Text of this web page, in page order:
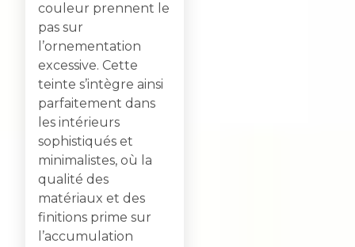
couleur prennent le
pas sur
l’ornementation
excessive. Cette
teinte s’intègre ainsi
parfaitement dans
les intérieurs
sophistiqués et
minimalistes, où la
qualité des
matériaux et des
finitions prime sur
l’accumulation